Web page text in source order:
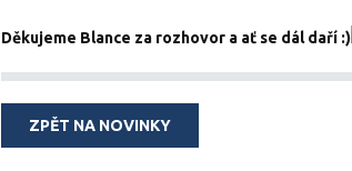
Děkujeme Blance za rozhovor a ať se dál daří :)
ZPĚT NA NOVINKY